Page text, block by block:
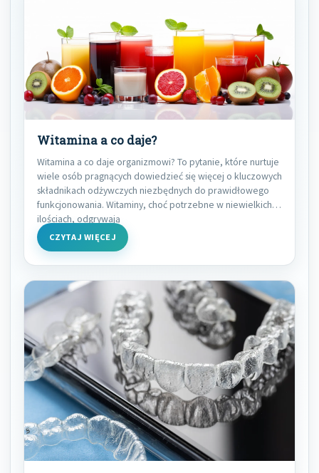
Witamina a co daje?
Witamina a co daje organizmowi? To pytanie, które nurtuje
wiele osób pragnących dowiedzieć się więcej o kluczowych
składnikach odżywczych niezbędnych do prawidłowego
funkcjonowania. Witaminy, choć potrzebne w niewielkich
ilościach, odgrywają
CZYTAJ WIĘCEJ